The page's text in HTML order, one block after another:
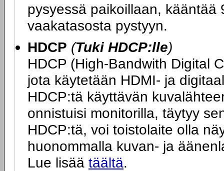
pysyessä paikoillaan,
vaakatasosta pystyyn.
HDCP (Tuki HDCP:lle)
HDCP (High-Bandwith Digital
jota käytetään HDMI- ja
HDCP:tä käyttävän
onnistuisi monitorilla, täytyy
HDCP:tä, voi toistolaite olla
huonommalla kuvan- ja
Lue lisää täältä.